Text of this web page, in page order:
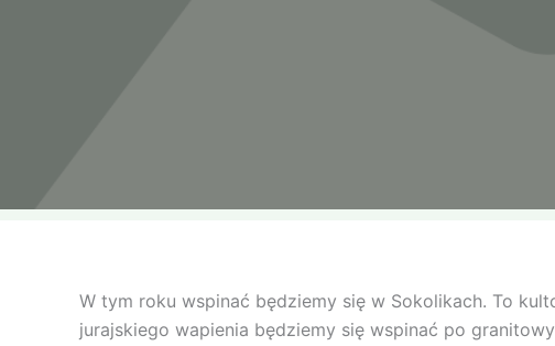
W tym roku wspinać będziemy się w Sokolikach. To
jurajskiego wapienia będziemy się wspinać po